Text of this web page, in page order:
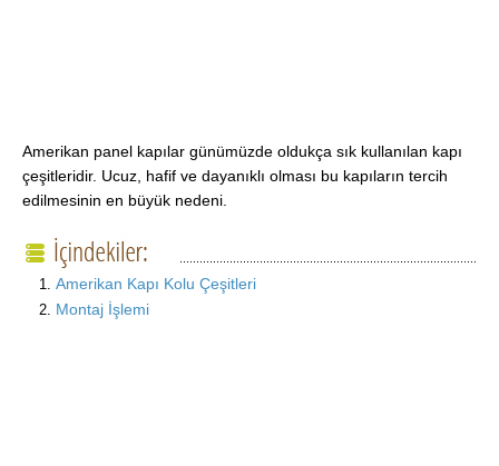
Amerikan panel kapılar günümüzde oldukça sık kullanılan kapı
çeşitleridir. Ucuz, hafif ve dayanıklı olması bu kapıların tercih
edilmesinin en büyük nedeni.
Amerikan Kapı Kolu Çeşitleri
Montaj İşlemi